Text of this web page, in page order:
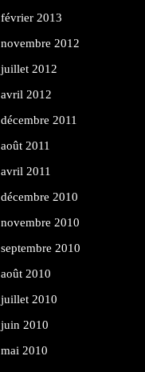
février 2013
novembre 2012
juillet 2012
avril 2012
décembre 2011
août 2011
avril 2011
décembre 2010
novembre 2010
septembre 2010
août 2010
juillet 2010
juin 2010
mai 2010